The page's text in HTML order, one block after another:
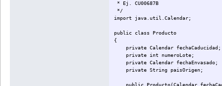
* Ej. CU00687B
*/
import java.util.Calendar;
public class Producto
{
private Calendar fechaCaducidad;
private int numeroLote;
private Calendar fechaEnvasado;
private String paisOrigen;